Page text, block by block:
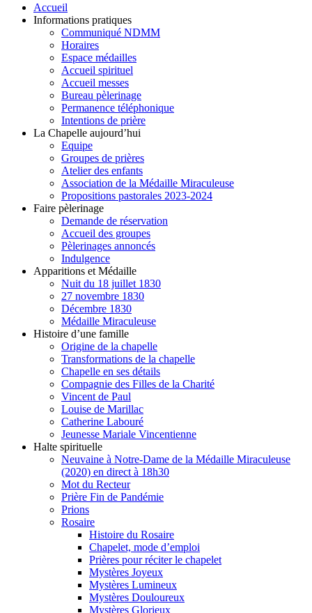
Accueil
Informations pratiques
Communiqué NDMM
Horaires
Espace médailles
Accueil spirituel
Accueil messes
Bureau pèlerinage
Permanence téléphonique
Intentions de prière
La Chapelle aujourd’hui
Equipe
Groupes de prières
Atelier des enfants
Association de la Médaille Miraculeuse
Propositions pastorales 2023-2024
Faire pèlerinage
Demande de réservation
Accueil des groupes
Pèlerinages annoncés
Indulgence
Apparitions et Médaille
Nuit du 18 juillet 1830
27 novembre 1830
Décembre 1830
Médaille Miraculeuse
Histoire d’une famille
Origine de la chapelle
Transformations de la chapelle
Chapelle en ses détails
Compagnie des Filles de la Charité
Vincent de Paul
Louise de Marillac
Catherine Labouré
Jeunesse Mariale Vincentienne
Halte spirituelle
Neuvaine à Notre-Dame de la Médaille Miraculeuse
(2020) en direct à 18h30
Mot du Recteur
Prière Fin de Pandémie
Prions
Rosaire
Histoire du Rosaire
Chapelet, mode d’emploi
Prières pour réciter le chapelet
Mystères Joyeux
Mystères Lumineux
Mystères Douloureux
Mystères Glorieux